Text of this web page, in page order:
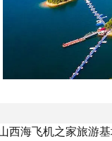
西海飞机之家旅游